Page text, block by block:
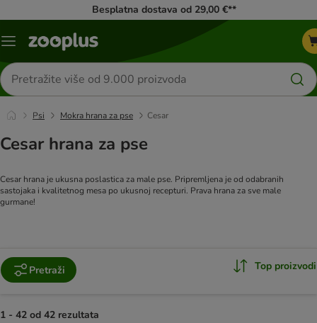
Besplatna dostava od 29,00 €**
Izbornik
Traži
proizvode
Psi Mokra hrana za pse Cesar
Cesar hrana za pse
Cesar hrana je ukusna poslastica za male pse. Pripremljena je od odabranih
sastojaka i kvalitetnog mesa po ukusnoj recepturi. Prava hrana za sve male
gurmane!
Pretraži Top proizvodi
1 - 42 od 42 rezultata